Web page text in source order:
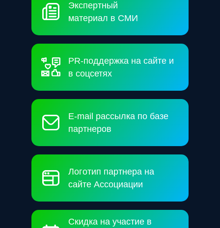
Экспертный
материал в СМИ
PR-поддержка на сайте и
в соцсетях
E-mail рассылка по базе
партнеров
Логотип партнера на
сайте Ассоциации
Скидка на участие в